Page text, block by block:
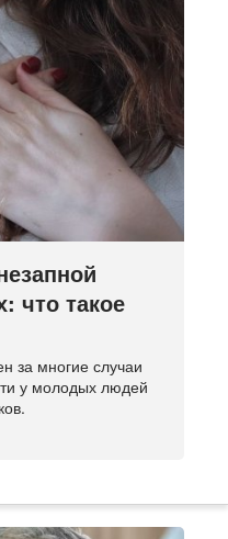
что такое
за многие случаи
у молодых людей